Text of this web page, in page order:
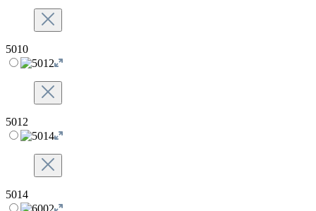
5010
5012
5014